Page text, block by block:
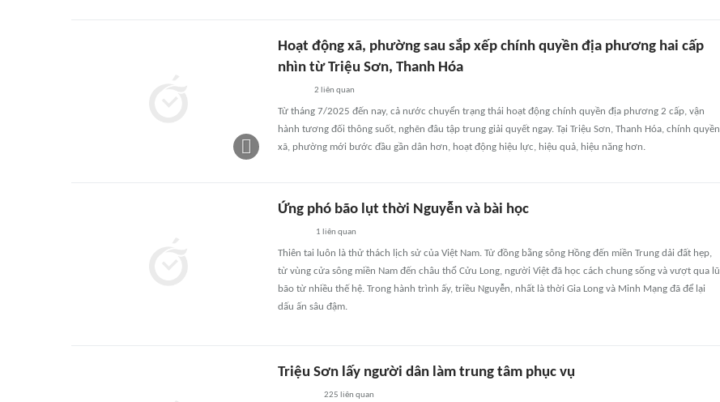
Hoạt động xã, phường sau sắp xếp chính quyền địa phương hai cấp
nhìn từ Triệu Sơn, Thanh Hóa
2 liên quan
Từ tháng 7/2025 đến nay, cả nước chuyển trạng thái hoạt động chính quyền địa phương 2 cấp, vận
hành tương đối thông suốt, nghẽn đâu tập trung giải quyết ngay. Tại Triệu Sơn, Thanh Hóa, chính quyền
xã, phường mới bước đầu gần dân hơn, hoạt động hiệu lực, hiệu quả, hiệu năng hơn.
Ứng phó bão lụt thời Nguyễn và bài học
1 liên quan
Thiên tai luôn là thử thách lịch sử của Việt Nam. Từ đồng bằng sông Hồng đến miền Trung dải đất hẹp,
từ vùng cửa sông miền Nam đến châu thổ Cửu Long, người Việt đã học cách chung sống và vượt qua lũ
bão từ nhiều thế hệ. Trong hành trình ấy, triều Nguyễn, nhất là thời Gia Long và Minh Mạng đã để lại
dấu ấn sâu đậm.
Triệu Sơn lấy người dân làm trung tâm phục vụ
225 liên quan